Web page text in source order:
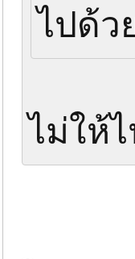
ไปด้ว
ไม่ให้